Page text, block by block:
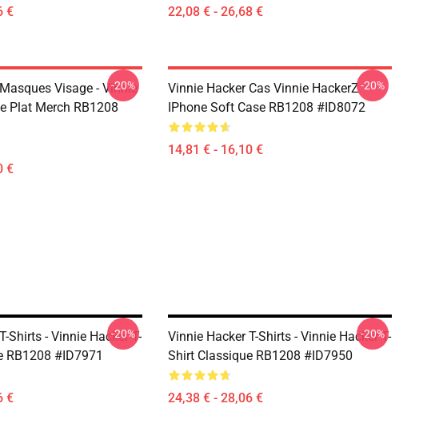
€ 22,08 € - 26,68 €
Visage - Vinnie
Plat Merch RB1208
€
-20%
Vinnie Hacker Cas Vinnie HackerZ
IPhone Soft Case RB1208 #ID8072
14,81 € - 16,10 €
-20%
Shirts - Vinnie Hacker T-
RB1208 #ID7971
€
-20%
Vinnie Hacker T-Shirts - Vinnie Hacker T-
Shirt Classique RB1208 #ID7950
24,38 € - 28,06 €
-20%